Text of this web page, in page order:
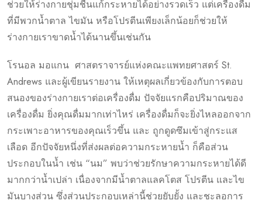
ช่วยให้ร่างกายชุ่มชื้นแก้กระหายได้อย่างรวดเร็ว แต่เครื่องดื่ม
ที่มีพวกน้ำตาล ไขมัน หรือโปรตีนเพียงเล็กน้อยก็ช่วยให้
ร่างกายเราขาดน้ำได้นานขึ้นเช่นกัน
โรนอล มอแกน ศาสตราจารย์แห่งคณะแพทยศาสตร์ St.
Andrews และผู้เขียนรายงาน ให้เหตุผลเกี่ยวข้องกับการตอบ
สนองของร่างกายเราต่อเครื่องดื่ม ปัจจัยแรกคือปริมาณของ
เครื่องดื่ม ยิ่งคุณดื่มมากเท่าไหร่ เครื่องดื่มก็จะยิ่งไหลออกจาก
กระเพาะอาหารของคุณเร็วขึ้น และ ถูกดูดซึมเข้าสู่กระแส
เลือด อีกปัจจัยหนึ่งที่ส่งผลต่อความกระหายน้ำ ก็คือส่วน
ประกอบในน้ำ เช่น “นม” พบว่าช่วยรักษาความกระหายได้ดี
มากกว่าน้ำเปล่า เนื่องจากมีน้ำตาลแลคโตส โปรตีน และไข
มันบางส่วน ซึ่งส่วนประกอบเหล่านี้ช่วยยับยั้ง และชะลอการ